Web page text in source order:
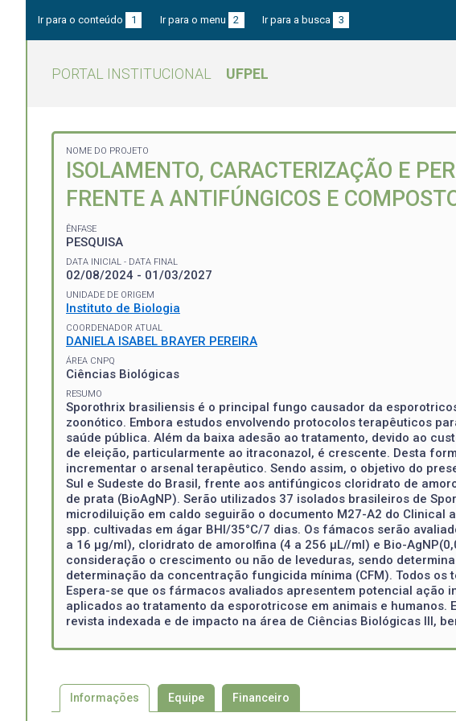
Ir para o conteúdo 1 Ir para o menu 2 Ir para a busca 3
PORTAL INSTITUCIONAL UFPEL
NOME DO PROJETO
ISOLAMENTO, CARACTERIZAÇÃO E
FRENTE A ANTIFÚNGICOS E
ÊNFASE
PESQUISA
DATA INICIAL - DATA FINAL
02/08/2024 - 01/03/2027
UNIDADE DE ORIGEM
Instituto de Biologia
COORDENADOR ATUAL
DANIELA ISABEL BRAYER PEREIRA
ÁREA CNPQ
Ciências Biológicas
RESUMO
Sporothrix brasiliensis é o principal fungo causador da
zoonótico. Embora estudos envolvendo protocolos terapêuticos
saúde pública. Além da baixa adesão ao tratamento, devido ao
de eleição, particularmente ao itraconazol, é crescente. Desta
incrementar o arsenal terapêutico. Sendo assim, o objetivo do
Sul e Sudeste do Brasil, frente aos antifúngicos cloridrato de
de prata (BioAgNP). Serão utilizados 37 isolados brasileiros de
microdiluição em caldo seguirão o documento M27-A2 do Clinical
spp. cultivadas em ágar BHI/35°C/7 dias. Os fámacos serão
a 16 μg/ml), cloridrato de amorolfina (4 a 256 µL//ml) e Bio-
consideração o crescimento ou não de leveduras, sendo
determinação da concentração fungicida mínima (CFM). Todos
Espera-se que os fármacos avaliados apresentem potencial
aplicados ao tratamento da esporotricose em animais e
revista indexada e de impacto na área de Ciências Biológicas III,
Informações Equipe Financeiro